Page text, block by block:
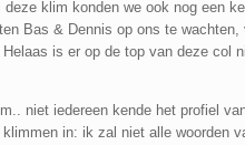
klim konden we ook nog een
Bas & Dennis op ons te
is er op de top van deze
niet iedereen kende het profiel
in: ik zal niet alle woorden